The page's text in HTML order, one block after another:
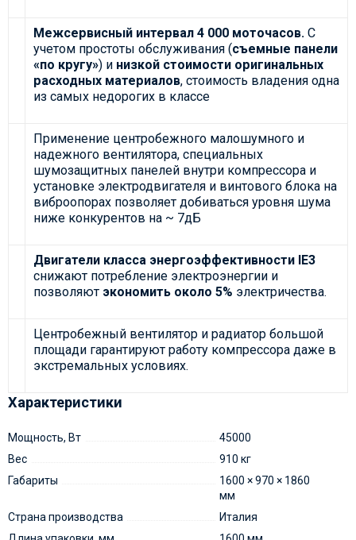
Межсервисный интервал 4 000 моточасов.С
учетом простоты обслуживания (съемные панели
«по кругу») и низкой стоимости оригинальных
расходных материалов, стоимость владения одна
из самых недорогих в классе
Применение центробежного малошумного и
надежного вентилятора, специальных
шумозащитных панелей внутри компрессора и
установке электродвигателя и винтового блока на
виброопорах позволяет добиваться уровня шума
ниже конкурентов на ~ 7дБ
Двигатели класса энергоэффективности IE3
снижают потребление электроэнергии и
позволяют экономить около 5% электричества.
Центробежный вентилятор и радиатор большой
площади гарантируют работу компрессора даже в
экстремальных условиях.
Характеристики
Мощность, Вт
45000
Вес
910 кг
Габариты
1600 × 970 × 1860
мм
Страна производства
Италия